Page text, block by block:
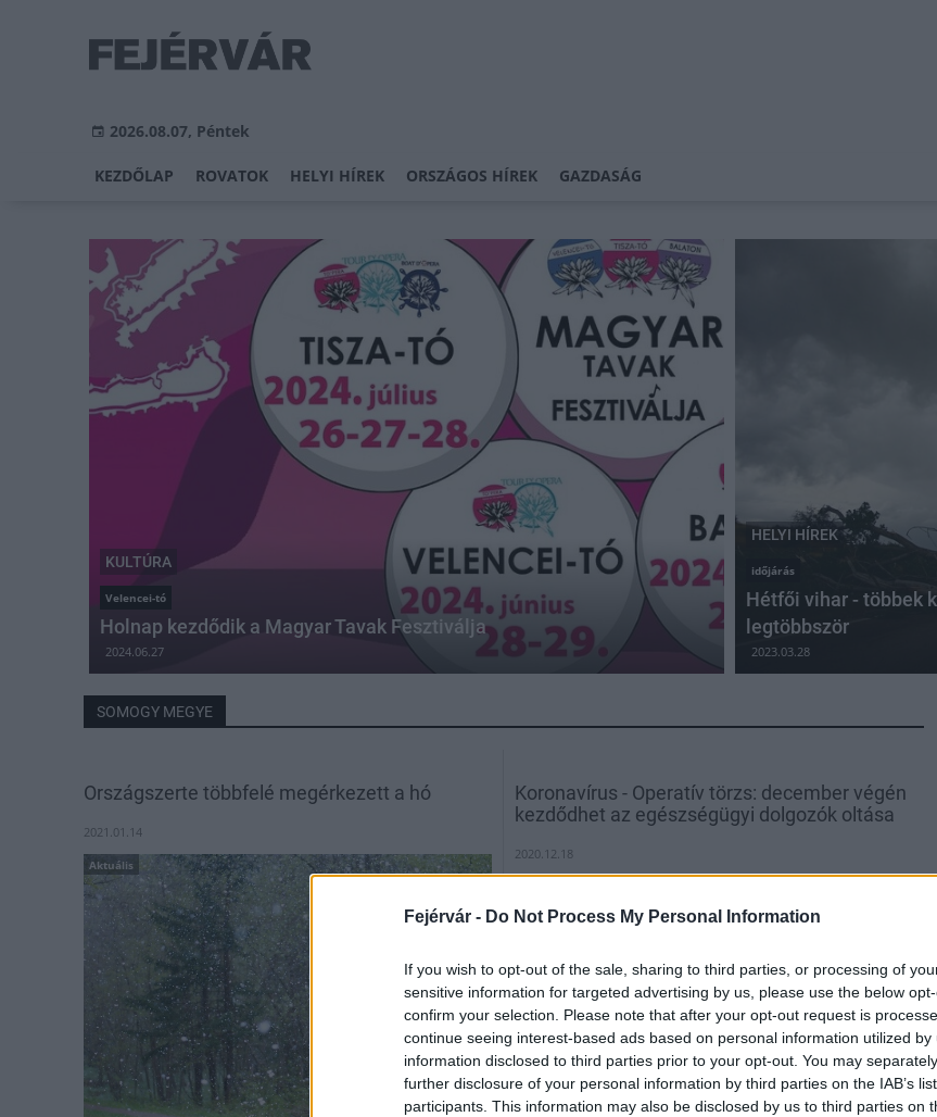
Fejérvár - Do Not Process My Personal Information
If you wish to opt-out of the sale, sharing to third parties, or processing of
sensitive information for targeted advertising by us, please use the below
confirm your selection. Please note that after your opt-out request is
continue seeing interest-based ads based on personal information utilized by
information disclosed to third parties prior to your opt-out. You may
further disclosure of your personal information by third parties on the IAB’s
participants. This information may also be disclosed by us to third parties on
2026.08.07, Péntek
KEZDŐLAP ROVATOK HELYI HÍREK ORSZÁGOS HÍREK GAZDASÁG
KULTÚRA
Velencei-tó
Holnap kezdődik a Magyar Tavak Fesztiválja
2024.06.27
HELYI HÍREK
időjárás
Hétfői vihar - többek
legtöbbször
2023.03.28
SOMOGY MEGYE
Országszerte többfelé megérkezett a hó
2021.01.14
Aktuális
Koronavírus - Operatív törzs: december végén
kezdődhet az egészségügyi dolgozók oltása
2020.12.18